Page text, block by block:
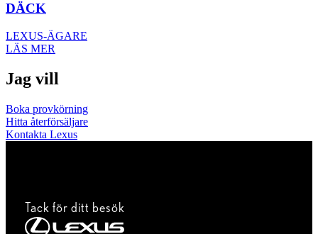
DÄCK
LEXUS-ÄGARE
LÄS MER
Jag vill
Boka provkörning
Hitta återförsäljare
Kontakta Lexus
Tack för ditt besök